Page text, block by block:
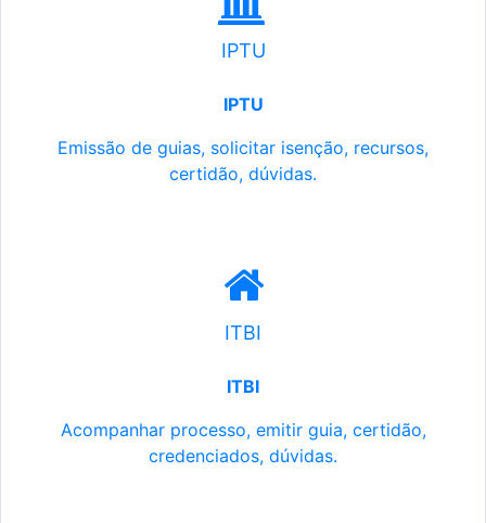
IPTU
IPTU
Emissão de guias, solicitar isenção, recursos,
certidão, dúvidas.
ITBI
ITBI
Acompanhar processo, emitir guia, certidão,
credenciados, dúvidas.